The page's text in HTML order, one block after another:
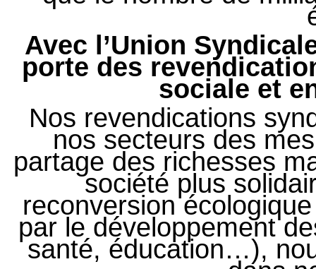
Avec l’Union
porte des
sociale et
Nos revendications
nos secteurs des
partage des richesses
société plus
reconversion
par le développement
santé, éducation…),